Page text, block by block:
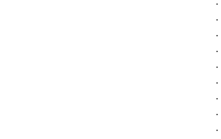
・
・
・
・
・
・
・
・
・